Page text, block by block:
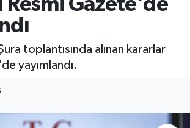
Resmi Gazete'de
toplantısında alınan kararlar
yayımlandı.